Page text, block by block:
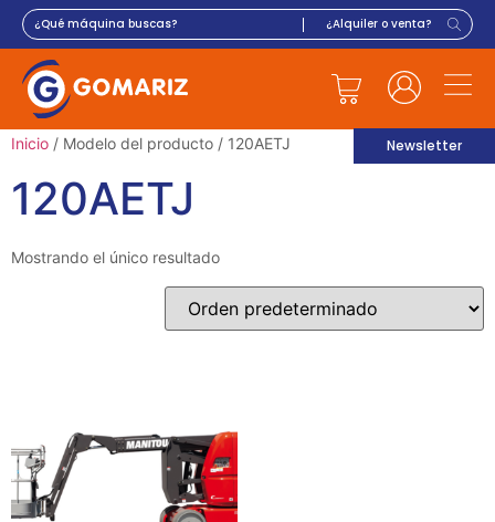
Newsletter
Inicio / Modelo del producto / 120AETJ
120AETJ
Mostrando el único resultado